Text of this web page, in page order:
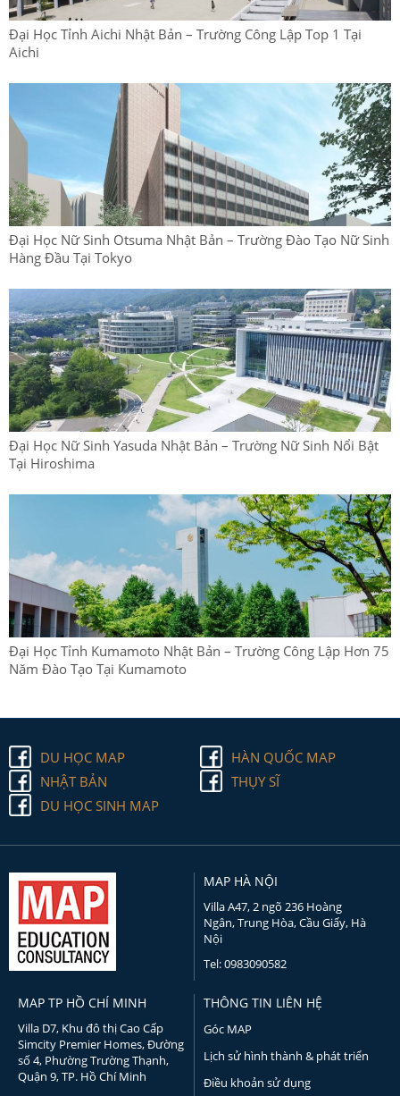
Đại Học Tỉnh Aichi Nhật Bản – Trường Công Lập Top 1 Tại
Aichi
Đại Học Nữ Sinh Otsuma Nhật Bản – Trường Đào Tạo Nữ Sinh
Hàng Đầu Tại Tokyo
Đại Học Nữ Sinh Yasuda Nhật Bản – Trường Nữ Sinh Nổi Bật
Tại Hiroshima
Đại Học Tỉnh Kumamoto Nhật Bản – Trường Công Lập Hơn 75
Năm Đào Tạo Tại Kumamoto
DU HỌC MAP
HÀN QUỐC MAP
NHẬT BẢN
THỤY SĨ
DU HỌC SINH MAP
MAP HÀ NỘI
Villa A47, 2 ngõ 236 Hoàng
Ngân, Trung Hòa, Cầu Giấy, Hà
Nội
Tel: 0983090582
MAP TP HỒ CHÍ MINH
Villa D7, Khu đô thị Cao Cấp
Simcity Premier Homes, Đường
số 4, Phường Trường Thạnh,
Quận 9, TP. Hồ Chí Minh
THÔNG TIN LIÊN HỆ
Góc MAP
Lịch sử hình thành & phát triển
Điều khoản sử dụng